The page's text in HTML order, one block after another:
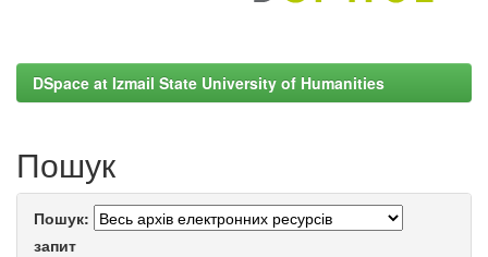
DSpace at Izmail State University of Humanities
Пошук
Пошук:
запит